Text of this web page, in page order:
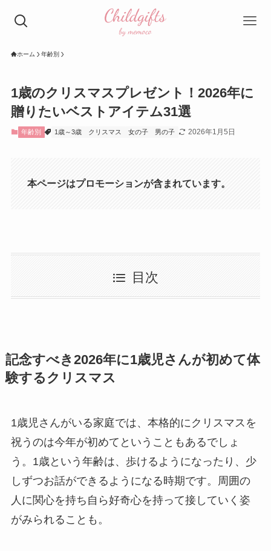
ホーム 年齢別
1歳のクリスマスプレゼント！2026年に
贈りたいベストアイテム31選
年齢別 1歳～3歳 クリスマス 女の子 男の子 2026年1月5日
本ページはプロモーションが含まれています。
目次
記念すべき2026年に1歳児さんが初めて体
験するクリスマス
1歳児さんがいる家庭では、本格的にクリスマスを
祝うのは今年が初めてということもあるでしょ
う。1歳という年齢は、歩けるようになったり、少
しずつお話ができるようになる時期です。周囲の
人に関心を持ち自ら好奇心を持って接していく姿
がみられることも。